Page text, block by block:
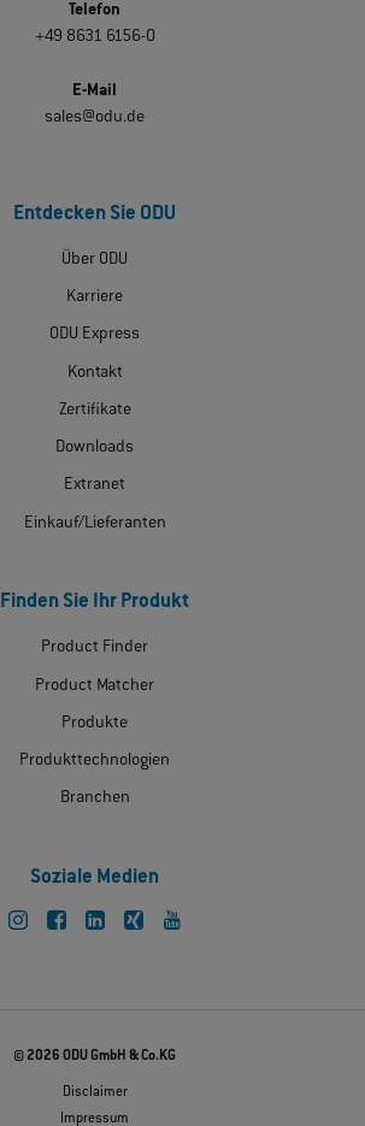
Telefon
+49 8631 6156-0
E-Mail
sales@odu.de
Entdecken Sie ODU
Über ODU
Karriere
ODU Express
Kontakt
Zertifikate
Downloads
Extranet
Einkauf/Lieferanten
Finden Sie Ihr Produkt
Product Finder
Product Matcher
Produkte
Produkttechnologien
Branchen
Soziale Medien
© 2026 ODU GmbH & Co.KG
Disclaimer
Impressum